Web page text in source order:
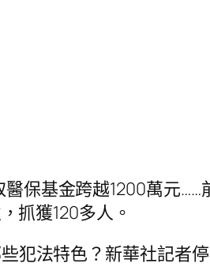
保基金跨越1200萬元
抓獲120多人。
犯法特色？新華社記者